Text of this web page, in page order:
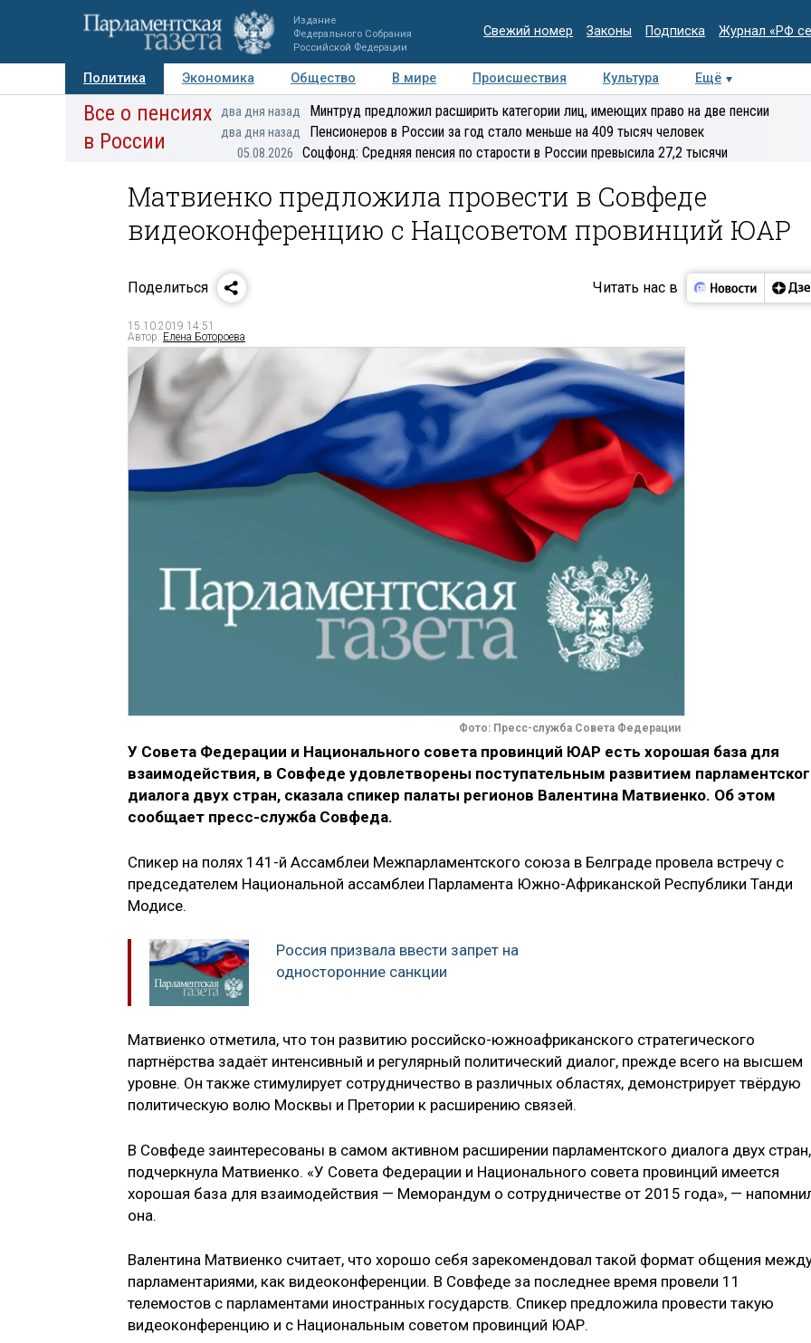
Издание
Федерального Собрания
Российской Федерации
Свежий номер Законы Подписка Журнал «РФ
Политика Экономика Общество В мире Происшествия Культура
Ещё
Авторы Персоны Мнения Регионы Медиацентр Интервью Колумнисты
Все о пенсиях
в России
два дня назад Минтруд предложил расширить категории лиц, имеющих право на две пенсии
два дня назад Пенсионеров в России за год стало меньше на 409 тысяч человек
05.08.2026 Соцфонд: Средняя пенсия по старости в России превысила 27,2 тысячи
Матвиенко предложила провести в Совфеде
видеоконференцию с Нацсоветом провинций ЮАР
Поделиться Читать нас в
15.10.2019 14:51
Автор: Елена Ботороева
Фото: Пресс-служба Совета Федерации
У Совета Федерации и Национального совета провинций ЮАР есть хорошая база для
взаимодействия, в Совфеде удовлетворены поступательным развитием
диалога двух стран, сказала спикер палаты регионов Валентина Матвиенко. Об этом
сообщает пресс-служба Совфеда.
Спикер на полях 141-й Ассамблеи Межпарламентского союза в Белграде провела встречу с
председателем Национальной ассамблеи Парламента Южно-Африканской Республики Танди
Модисе.
Россия призвала ввести запрет на
односторонние санкции
Матвиенко отметила, что тон развитию российско-южноафриканского стратегического
партнёрства задаёт интенсивный и регулярный политический диалог, прежде всего на высшем
уровне. Он также стимулирует сотрудничество в различных областях, демонстрирует твёрдую
политическую волю Москвы и Претории к расширению связей.
В Совфеде заинтересованы в самом активном расширении парламентского диалога двух стран,
подчеркнула Матвиенко. «У Совета Федерации и Национального совета провинций имеется
хорошая база для взаимодействия — Меморандум о сотрудничестве от 2015 года», —
она.
Валентина Матвиенко считает, что хорошо себя зарекомендовал такой формат общения
парламентариями, как видеоконференции. В Совфеде за последнее время провели 11
телемостов с парламентами иностранных государств. Спикер предложила провести такую
видеоконференцию и с Национальным советом провинций ЮАР.